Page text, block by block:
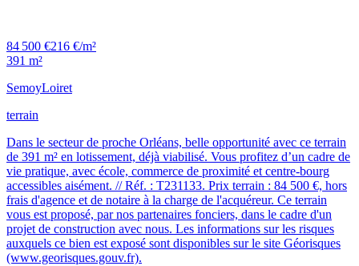
84 500 €216 €/m²
391 m²
SemoyLoiret
terrain
Dans le secteur de proche Orléans, belle opportunité avec ce terrain
de 391 m² en lotissement, déjà viabilisé. Vous profitez d’un cadre de
vie pratique, avec école, commerce de proximité et centre-bourg
accessibles aisément. // Réf. : T231133. Prix terrain : 84 500 €, hors
frais d'agence et de notaire à la charge de l'acquéreur. Ce terrain
vous est proposé, par nos partenaires fonciers, dans le cadre d'un
projet de construction avec nous. Les informations sur les risques
auxquels ce bien est exposé sont disponibles sur le site Géorisques
(www.georisques.gouv.fr).